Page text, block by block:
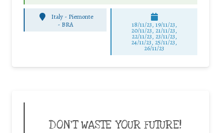
Italy - Piemonte
- BRA 18/11/23, 19/11/23,
20/11/23, 21/11/23,
22/11/23, 23/11/23,
24/11/23, 25/11/23,
26/11/23
DON’T WASTE YOUR FUTURE!